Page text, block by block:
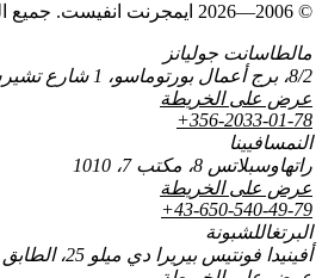
© 2006—2026 ايمجرنت انفيست. جميع الحقوق محفوظة
مالطاسانت جوليانز
8/2، برج أعمال بورتوماسو، 1 شارع تشيرش، STJ 4011
عرض على الخريطة
+356-2033-01-78
النمسافيينا
راتهاوسبلاتس 8، مكتب 7، 1010
عرض على الخريطة
+43-650-540-49-79
البرتغاللشبونة
أفينيدا فونتيس بيريرا دي ميلو 25، الطابق 3 يسار، 1050-116